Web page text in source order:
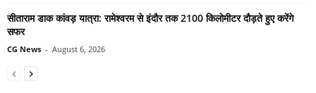
सीताराम डाक कांवड़ यात्रा: रामेश्वरम से इंदौर तक 2100 किलोमीटर दौड़ते हुए करेंगे
सफर
CG News - August 6, 2026